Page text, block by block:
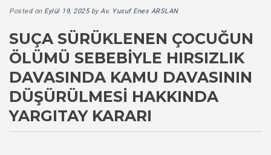
Posted on Eylül 19, 2025byAv. Yusuf Enes ARSLAN
SUÇA SÜRÜKLENEN ÇOCUĞUN
ÖLÜMÜ SEBEBIYLE HIRSIZLIK
DAVASINDA KAMU DAVASININ
DÜŞÜRÜLMESI HAKKINDA
YARGITAY KARARI